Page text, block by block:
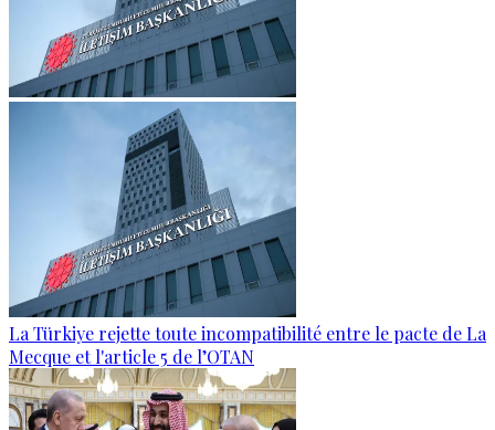
La Türkiye rejette toute incompatibilité entre le pacte de La
Mecque et l'article 5 de l’OTAN